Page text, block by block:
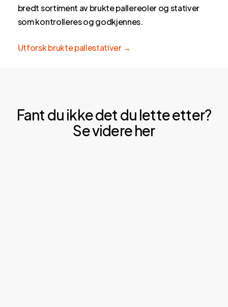
bredt sortiment av brukte pallereoler og stativer
som kontrolleres og godkjennes.
Utforsk brukte pallestativer →
Fant du ikke det du lette etter?
Se videre her